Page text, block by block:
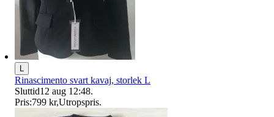
Rinascimento svart kavaj, storlek L
Sluttid12 aug 12:48.
Pris:799 kr,Utropspris.